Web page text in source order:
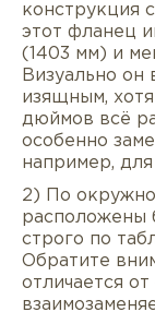
Описание
Услуги
конструкция
этот фланец
(1403 мм) и
Визуально он
изящным,
дюймов всё
особенно
например, для
2) По
расположены
строго по
Обратите
отличается